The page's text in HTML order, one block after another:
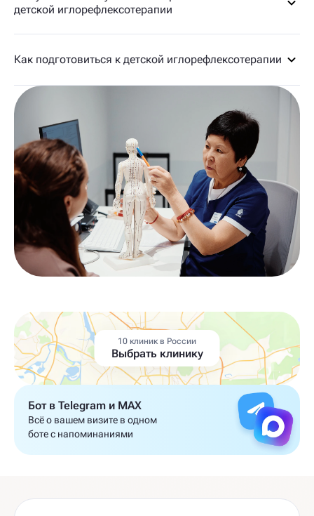
детской иглорефлексотерапии
Как подготовиться к детской иглорефлексотерапии
10 клиник в России
Выбрать клинику
Бот в Telegram и MAX
Всё о вашем визите в одном
боте с напоминаниями